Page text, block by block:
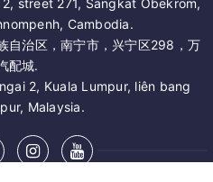
Cambodia.
自治区，南宁市，兴宁区298，万
配城.
2, Kuala Lumpur, liên bang
Malaysia.